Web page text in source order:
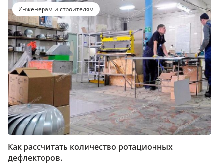
Инженерам и строителям
Как рассчитать количество ротационных
дефлекторов.